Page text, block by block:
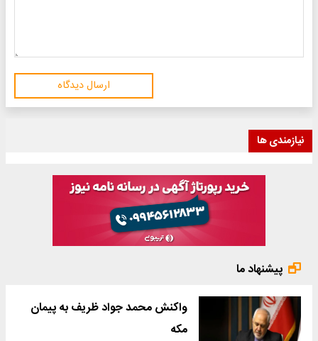
ارسال دیدگاه
نیازمندی ها
پیشنهاد ما
واکنش محمد جواد ظریف به پیمان
مکه